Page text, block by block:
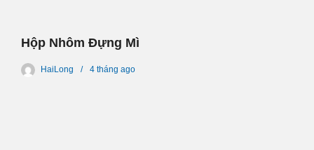
Hộp Nhôm Đựng Mì
HaiLong 4 tháng ago